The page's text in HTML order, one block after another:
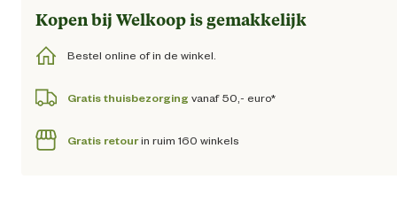
Kopen bij Welkoop is gemakkelijk
Bestel online of in de winkel.
Gratis thuisbezorging vanaf 50,- euro*
Gratis retourin ruim 160 winkels